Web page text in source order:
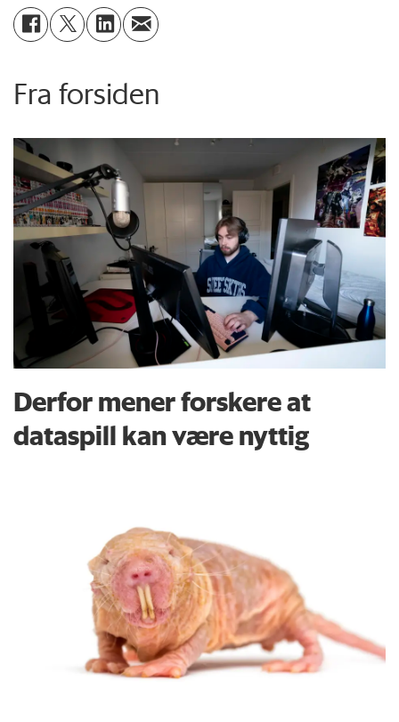
Fra forsiden
Derfor mener forskere at
dataspill kan være nyttig